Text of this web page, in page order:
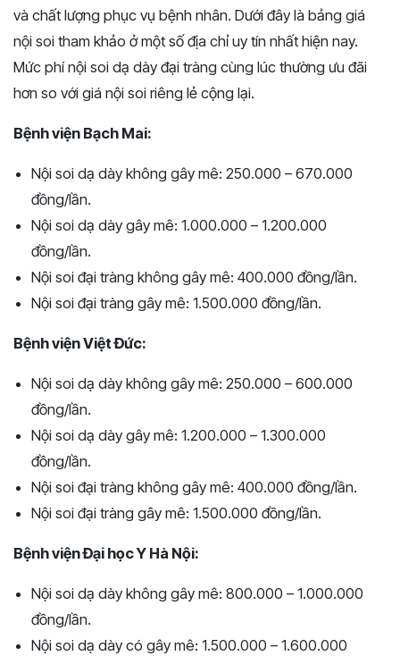
và chất lượng phục vụ bệnh nhân. Dưới đây là bảng giá
nội soi tham khảo ở một số địa chỉ uy tín nhất hiện nay.
Mức phí nội soi dạ dày đại tràng cùng lúc thường ưu đãi
hơn so với giá nội soi riêng lẻ cộng lại.
Bệnh viện Bạch Mai:
Nội soi dạ dày không gây mê: 250.000 – 670.000
đồng/lần.
Nội soi dạ dày gây mê: 1.000.000 – 1.200.000
đồng/lần.
Nội soi đại tràng không gây mê: 400.000 đồng/lần.
Nội soi đại tràng gây mê: 1.500.000 đồng/lần.
Bệnh viện Việt Đức:
Nội soi dạ dày không gây mê: 250.000 – 600.000
đồng/lần.
Nội soi dạ dày gây mê: 1.200.000 – 1.300.000
đồng/lần.
Nội soi đại tràng không gây mê: 400.000 đồng/lần.
Nội soi đại tràng gây mê: 1.500.000 đồng/lần.
Bệnh viện Đại học Y Hà Nội:
Nội soi dạ dày không gây mê: 800.000 – 1.000.000
đồng/lần.
Nội soi dạ dày có gây mê: 1.500.000 – 1.600.000